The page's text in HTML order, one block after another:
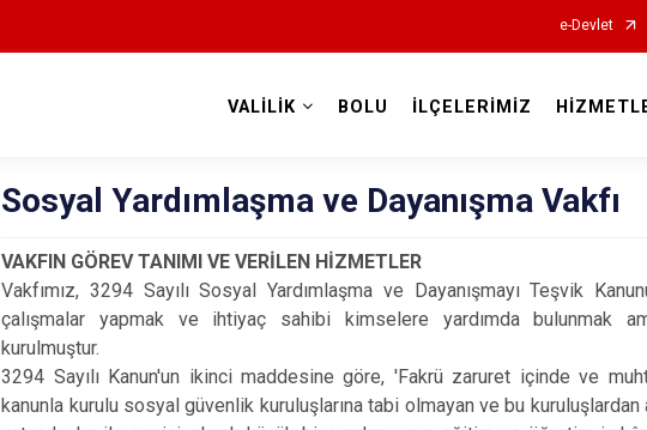
e-Devlet
VALİLİK BOLU İLÇELERİMİZ
Sosyal Yardımlaşma ve Dayanışma Vakfı
VAKFIN GÖREV TANIMI VE VERİLEN HİZMETLER
Vakfımız, 3294 Sayılı Sosyal Yardımlaşma ve Dayanışmayı Teşvik
çalışmalar yapmak ve ihtiyaç sahibi kimselere yardımda bulunmak
kurulmuştur.
3294 Sayılı Kanun'un ikinci maddesine göre, 'Fakrü zaruret içinde ve
kanunla kurulu sosyal güvenlik kuruluşlarına tabi olmayan ve bu kuruluşlardan